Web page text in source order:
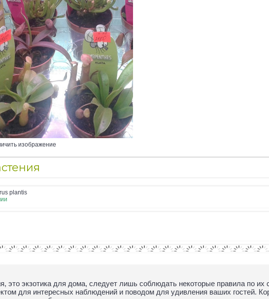
изображение
plantis
это экзотика для дома, следует лишь соблюдать некоторые правила по
для интересных наблюдений и поводом для удивления ваших гостей.